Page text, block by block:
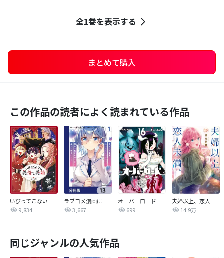
全1巻を表示する
まとめて購入
この作品の読者によく読まれている作品
いびってこない義母と義姉
9,834
ラブコメ漫画に入ってしまったので、推しの負けヒロインを全力で幸せにする【分冊版】
3,667
オーバーロード 不死者のOh!
699
夫婦以上、恋人未満。【分冊版】
14.9万
同じジャンルの人気作品